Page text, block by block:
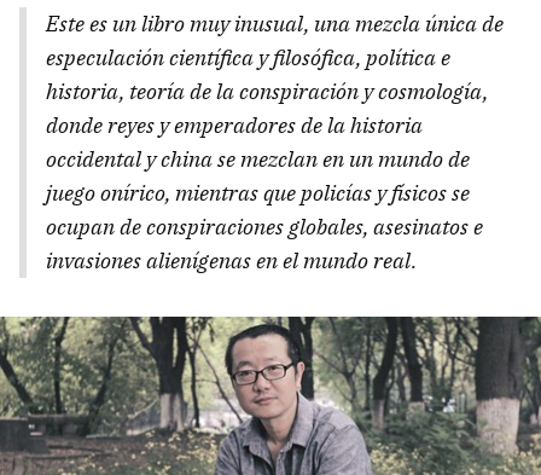
Este es un libro muy inusual, una mezcla única de
especulación científica y filosófica, política e
historia, teoría de la conspiración y cosmología,
donde reyes y emperadores de la historia
occidental y china se mezclan en un mundo de
juego onírico, mientras que policías y físicos se
ocupan de conspiraciones globales, asesinatos e
invasiones alienígenas en el mundo real.